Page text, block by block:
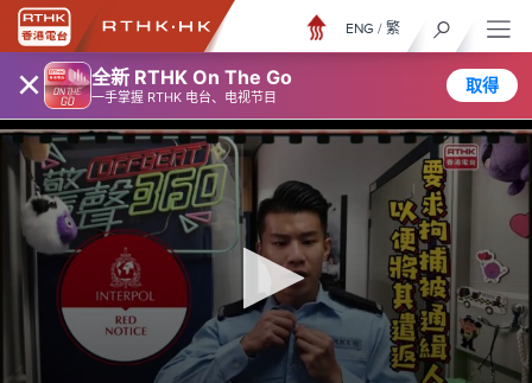
× 全新 RTHK On The Go
一手掌握 RTHK 电台、电视节目
取得
ENG / 繁